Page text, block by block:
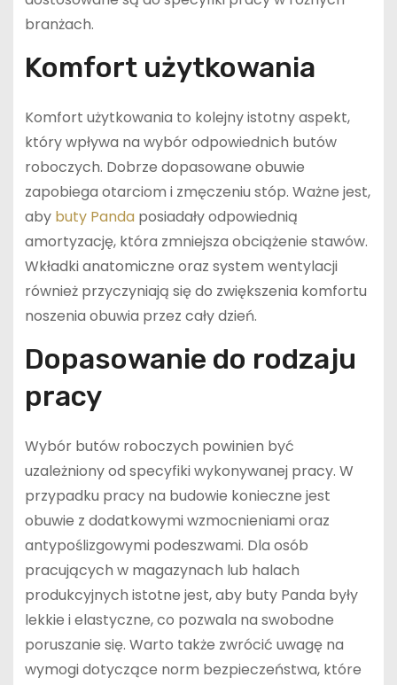
branżach.
Komfort użytkowania
Komfort użytkowania to kolejny istotny aspekt,
który wpływa na wybór odpowiednich butów
roboczych. Dobrze dopasowane obuwie
zapobiega otarciom i zmęczeniu stóp. Ważne jest,
aby buty Pandaposiadały odpowiednią
amortyzację, która zmniejsza obciążenie stawów.
Wkładki anatomiczne oraz system wentylacji
również przyczyniają się do zwiększenia komfortu
noszenia obuwia przez cały dzień.
Dopasowanie do rodzaju
pracy
Wybór butów roboczych powinien być
uzależniony od specyfiki wykonywanej pracy. W
przypadku pracy na budowie konieczne jest
obuwie z dodatkowymi wzmocnieniami oraz
antypoślizgowymi podeszwami. Dla osób
pracujących w magazynach lub halach
produkcyjnych istotne jest, aby buty Panda były
lekkie i elastyczne, co pozwala na swobodne
poruszanie się. Warto także zwrócić uwagę na
wymogi dotyczące norm bezpieczeństwa, które